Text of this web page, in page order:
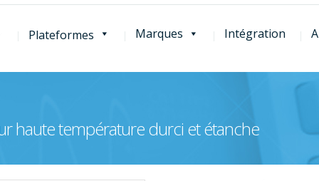
Plateformes Marques Intégration
haute température durci et étanche